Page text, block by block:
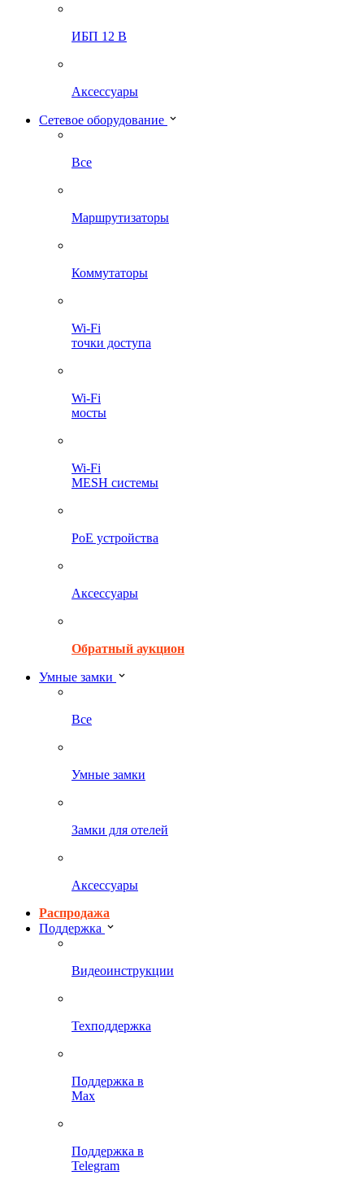
ИБП 12 В
Аксессуары
Сетевое оборудование
Все
Маршрутизаторы
Коммутаторы
Wi-Fi
точки доступа
Wi-Fi
мосты
Wi-Fi
MESH системы
PoE устройства
Аксессуары
Обратный аукцион
Умные замки
Все
Умные замки
Замки для отелей
Аксессуары
Распродажа
Поддержка
Видеоинструкции
Техподдержка
Поддержка в
Max
Поддержка в
Telegram